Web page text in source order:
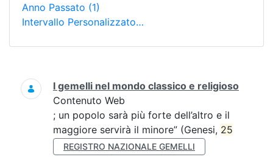
Anno Passato (1)
Intervallo Personalizzato…
Ricerca
I gemelli nel mondo classico e religioso
Contenuto Web
; un popolo sarà più forte dell’altro e il
maggiore servirà il minore” (Genesi, 25
REGISTRO NAZIONALE GEMELLI